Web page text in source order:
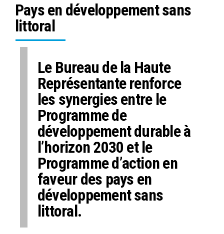
Pays en développement sans
littoral
Le Bureau de la Haute
Représentante renforce
les synergies entre le
Programme de
développement durable à
l’horizon 2030 et le
Programme d’action en
faveur des pays en
développement sans
littoral.